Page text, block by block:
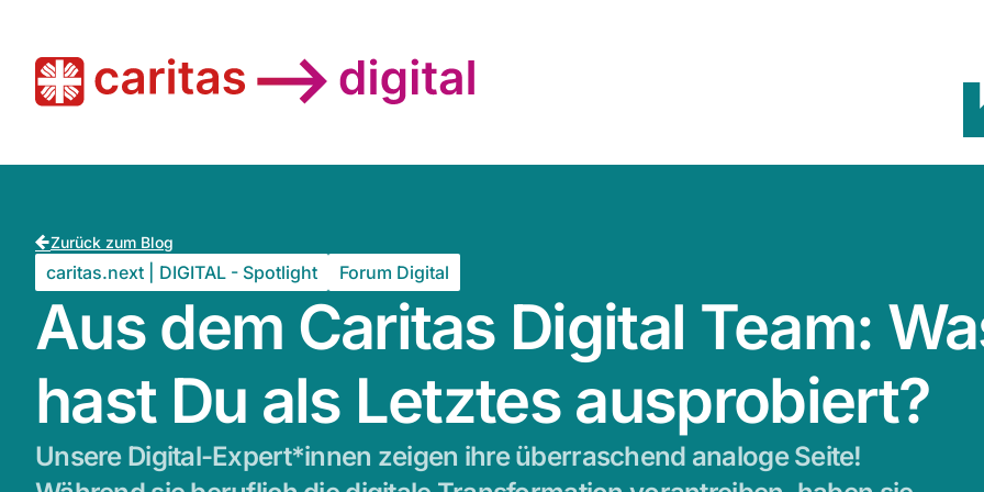
Zurück zum Blog
caritas.next | DIGITAL - Spotlight Forum Digital
Aus dem Caritas Digital Team:
hast Du als Letztes ausprobiert?
Unsere Digital-Expert*innen zeigen ihre überraschend analoge Seite!